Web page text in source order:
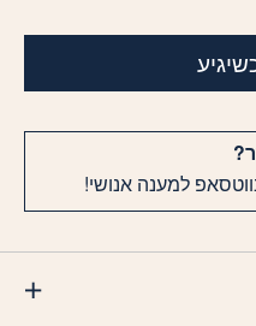
למענה אנושי!